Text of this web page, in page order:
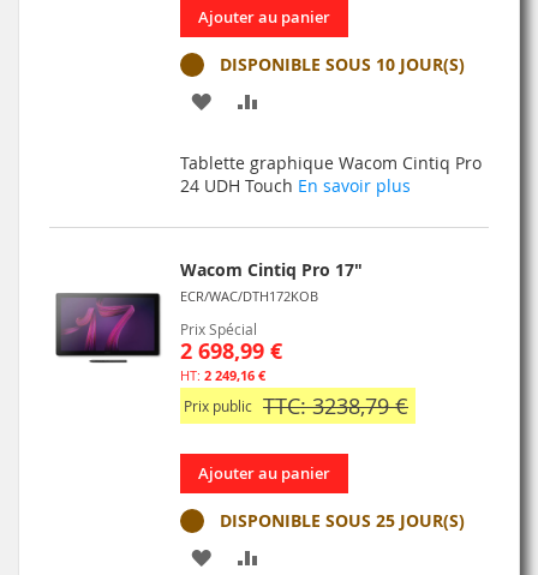
Ajouter au panier
DISPONIBLE SOUS 10 JOUR(S)
AJOUTER
MA
LISTE
D’ENVIE
COMPARATEUR
Tablette graphique Wacom Cintiq Pro
24 UDH Touch En savoir plus
Wacom Cintiq Pro 17"
ECR/WAC/DTH172KOB
Prix Spécial
2 698,99 €
2 249,16 €
Prix public TTC: 3238,79 €
Ajouter au panier
DISPONIBLE SOUS 25 JOUR(S)
AJOUTER